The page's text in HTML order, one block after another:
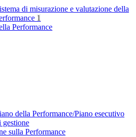
di misurazione e valutazione della
1
Performance
della Performance/Piano esecutivo
gestione
sulla Performance